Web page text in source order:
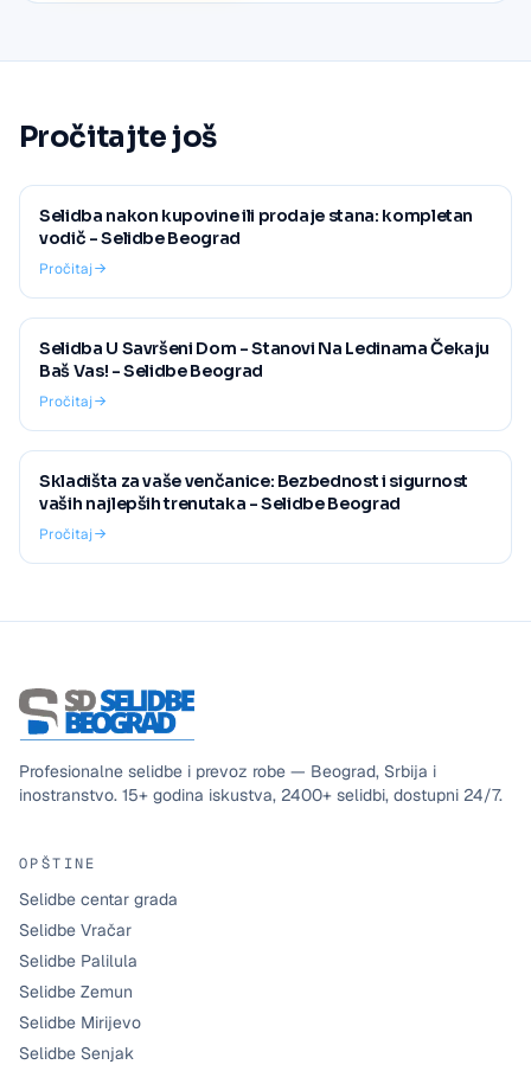
Pročitajte još
Selidba nakon kupovine ili prodaje stana: kompletan
vodič - Selidbe Beograd
Pročitaj
Selidba U Savršeni Dom - Stanovi Na Ledinama Čekaju
Baš Vas! - Selidbe Beograd
Pročitaj
Skladišta za vaše venčanice: Bezbednost i sigurnost
vaših najlepših trenutaka - Selidbe Beograd
Pročitaj
Profesionalne selidbe i prevoz robe — Beograd, Srbija i
inostranstvo. 15+ godina iskustva, 2400+ selidbi, dostupni 24/7.
OPŠTINE
Selidbe centar grada
Selidbe Vračar
Selidbe Palilula
Selidbe Zemun
Selidbe Mirijevo
Selidbe Senjak